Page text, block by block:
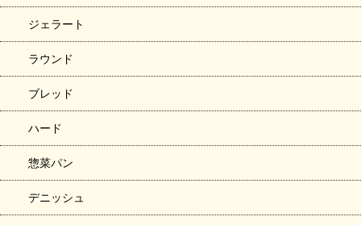
ジェラート
ラウンド
ブレッド
ハード
惣菜パン
デニッシュ